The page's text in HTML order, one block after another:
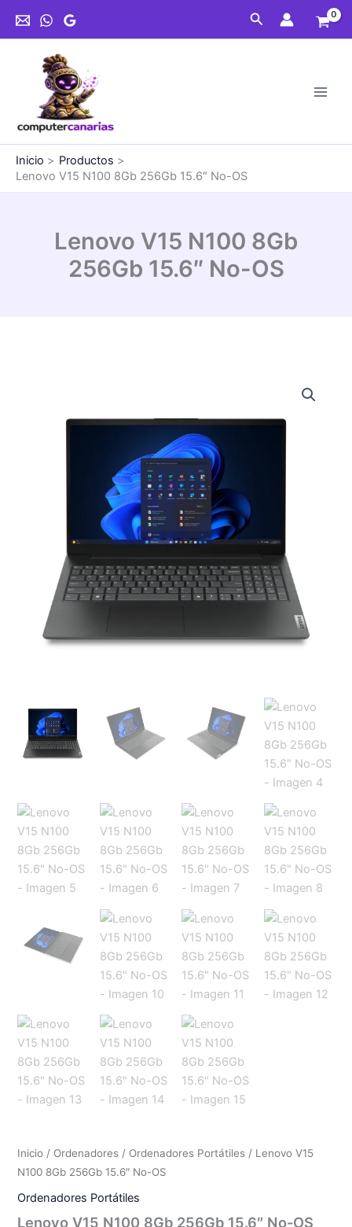
Buscar
Inicio
Productos
Lenovo V15 N100 8Gb 256Gb 15.6″ No-OS
Lenovo V15 N100 8Gb
256Gb 15.6″ No-OS
Inicio / Ordenadores / Ordenadores Portátiles / Lenovo V15
N100 8Gb 256Gb 15.6″ No-OS
Ordenadores Portátiles
Lenovo V15 N100 8Gb 256Gb 15.6″ No-OS